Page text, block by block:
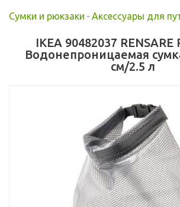
Сумки и рюкзаки - Аксессуары для
IKEA 90482037
Водонепроницаемая
см/2.5 л